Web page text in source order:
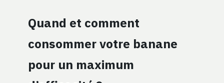
Quand et comment
consommer votre banane
pour un maximum